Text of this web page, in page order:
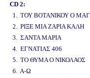
CD 2:
1. ΤΟΥ ΒΟΤΑΝΙΚΟΥ Ο
2. ΡΙΞΕ ΜΙΑ ΖΑΡΙΑ ΚΑΛΗ
3. ΣΑΝΤΑ ΜΑΡΙΑ
4. ΕΓΝΑΤΙΑΣ 406
5. ΤΟ ΘΥΜΑ Ο ΝΙΚΟΛΑΟΣ
6. Α-Ω